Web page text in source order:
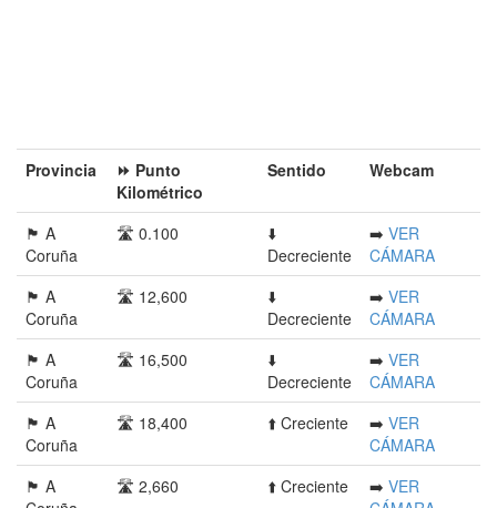
Provincia󠁭󠁶󠁳󠁣󠁿
⏩ Punto
Kilométrico
Sentido Webcam
🏴󠁭󠁶󠁳󠁣󠁿 A
Coruña
🛣️ 0.100
⬇️
Decreciente
➡️ VER
CÁMARA
🏴󠁭󠁶󠁳󠁣󠁿 A
Coruña
🛣️ 12,600
⬇️
Decreciente
➡️ VER
CÁMARA
🏴󠁭󠁶󠁳󠁣󠁿 A
Coruña
🛣️ 16,500
⬇️
Decreciente
➡️ VER
CÁMARA
🏴󠁭󠁶󠁳󠁣󠁿 A
Coruña
🛣️ 18,400 ⬆️ Creciente ➡️ VER
CÁMARA
🏴󠁭󠁶󠁳󠁣󠁿 A
🛣️ 2,660 ⬆️ Creciente ➡️ VER